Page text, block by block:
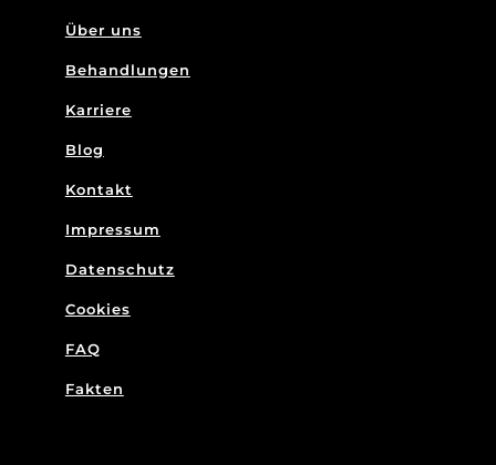
Über uns
Behandlungen
Karriere
Blog
Kontakt
Impressum
Datenschutz
Cookies
FAQ
Fakten